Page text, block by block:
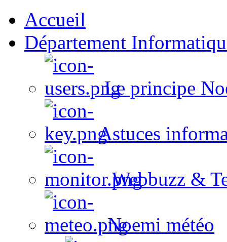
Accueil
Département
Le principe
Astuces
Webbuzz &
Noemi météo